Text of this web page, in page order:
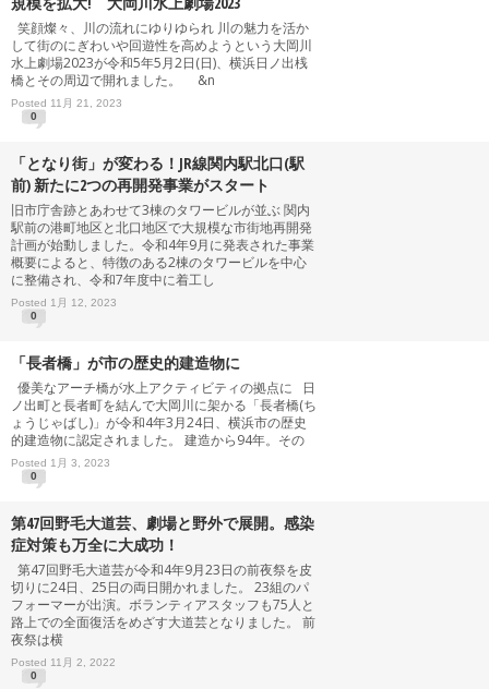
笑顔燦々、川の流れにゆりゆられ 川の魅力を活か
して街のにぎわいや回遊性を高めようという大岡川
水上劇場2023が令和5年5月2日(日)、横浜日ノ出桟
橋とその周辺で開れました。 &n
Posted 11月 21, 2023
0
「となり街」が変わる！JR線関内駅北口(駅
前) 新たに2つの再開発事業がスタート
旧市庁舎跡とあわせて3棟のタワービルが並ぶ 関内
駅前の港町地区と北口地区で大規模な市街地再開発
計画が始動しました。令和4年9月に発表された事業
概要によると、特徴のある2棟のタワービルを中心
に整備され、令和7年度中に着工し
Posted 1月 12, 2023
0
「長者橋」が市の歴史的建造物に
優美なアーチ橋が水上アクティビティの拠点に 日
ノ出町と長者町を結んで大岡川に架かる「長者橋(ち
ょうじゃばし)」が令和4年3月24日、横浜市の歴史
的建造物に認定されました。 建造から94年。その
Posted 1月 3, 2023
0
第47回野毛大道芸、劇場と野外で展開。感染
症対策も万全に大成功！
第47回野毛大道芸が令和4年9月23日の前夜祭を皮
切りに24日、25日の両日開かれました。 23組のパ
フォーマーが出演。ボランティアスタッフも75人と
路上での全面復活をめざす大道芸となりました。 前
夜祭は横
Posted 11月 2, 2022
0